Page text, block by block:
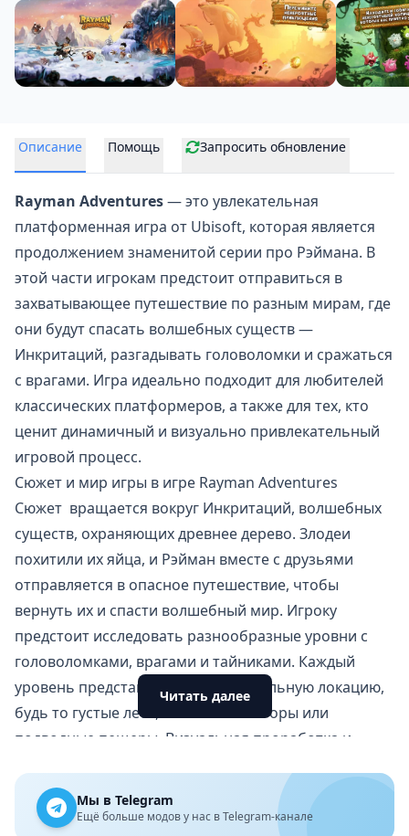
Описание Помощь Запросить обновление
Rayman Adventures— это увлекательная
платформенная игра от Ubisoft, которая является
продолжением знаменитой серии про Рэймана. В
этой части игрокам предстоит отправиться в
захватывающее путешествие по разным мирам, где
они будут спасать волшебных существ —
Инкритаций, разгадывать головоломки и сражаться
с врагами. Игра идеально подходит для любителей
классических платформеров, а также для тех, кто
ценит динамичный и визуально привлекательный
игровой процесс.
Сюжет и мир игры в игре Rayman Adventures
Сюжет вращается вокруг Инкритаций, волшебных
существ, охраняющих древнее дерево. Злодеи
похитили их яйца, и Рэйман вместе с друзьями
отправляется в опасное путешествие, чтобы
вернуть их и спасти волшебный мир. Игроку
предстоит исследовать разнообразные уровни с
головоломками, врагами и тайниками. Каждый
уровень представляет собой уникальную локацию,
будь то густые леса, заснеженные горы или
подводные пещеры. Визуальная проработка и
а разнообразие миров поддерживает интерес.
Геймплей и механики
Читать далее
Мы в Telegram
Ещё больше модов у нас в Telegram-канале